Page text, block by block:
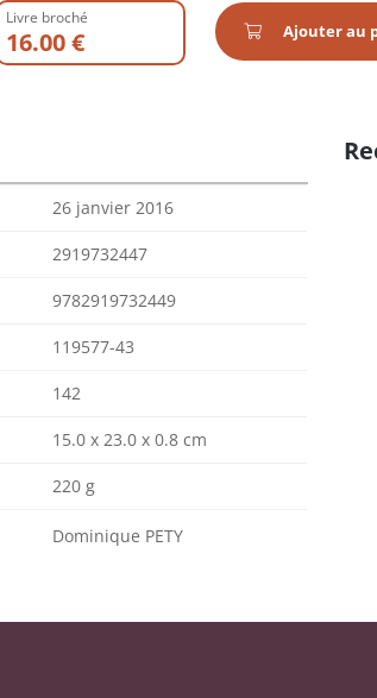
Livre broché
16.00 € Ajouter au
26 janvier 2016
2919732447
9782919732449
119577-43
142
15.0 x 23.0 x 0.8 cm
220 g
Dominique PETY